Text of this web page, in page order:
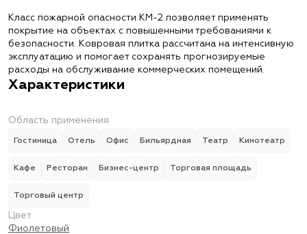
Класс пожарной опасности КМ-2 позволяет применять
покрытие на объектах с повышенными требованиями к
безопасности. Ковровая плитка рассчитана на интенсивную
эксплуатацию и помогает сохранять прогнозируемые
расходы на обслуживание коммерческих помещений.
Характеристики
Область применения
Гостиница Отель Офис Бильярдная Театр Кинотеатр
Кафе Ресторан Бизнес-центр Торговая площадь
Торговый центр
Цвет
Фиолетовый